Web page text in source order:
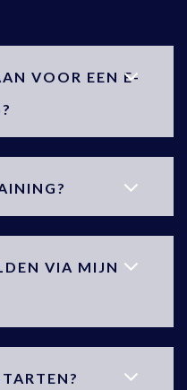
VOOR EEN E-
VIA MIJN